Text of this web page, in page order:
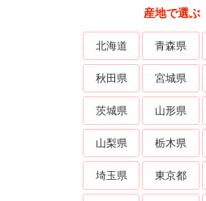
産地で選ぶ
北海道 青森県
秋田県 宮城県
茨城県 山形県
山梨県 栃木県
埼玉県 東京都